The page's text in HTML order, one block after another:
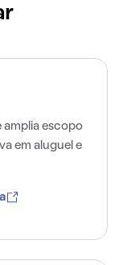
escopo
em aluguel e